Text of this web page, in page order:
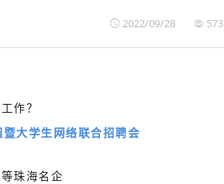
2022/09/28
作？
大学生网络联合招聘会
等珠海名企